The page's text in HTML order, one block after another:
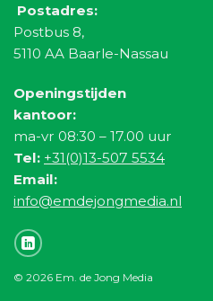
Postadres:
Postbus 8,
5110 AA Baarle-Nassau
Openingstijden
kantoor:
ma-vr 08:30 – 17.00 uur
Tel: +31(0)13-507 5534
Email:
info@emdejongmedia.nl
© 2026 Em. de Jong Media